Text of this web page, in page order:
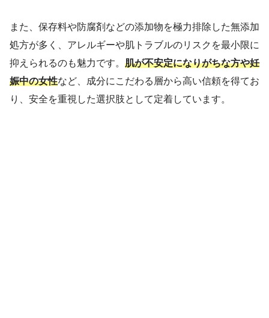
また、保存料や防腐剤などの添加物を極力排除した無添加
処方が多く、アレルギーや肌トラブルのリスクを最小限に
抑えられるのも魅力です。 肌が不安定になりがちな方や妊
娠中の女性など、成分にこだわる層から高い信頼を得てお
り、安全を重視した選択肢として定着しています。